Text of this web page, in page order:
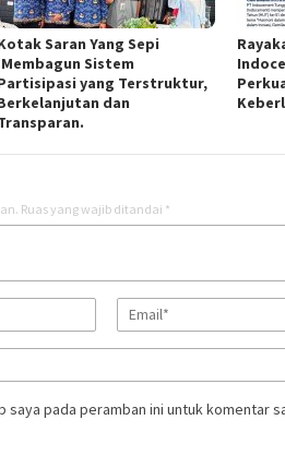
Saran Yang Sepi
Sistem
yang Terstruktur,
dan
Ruas yang wajib ditandai *
saya pada peramban ini untuk komentar